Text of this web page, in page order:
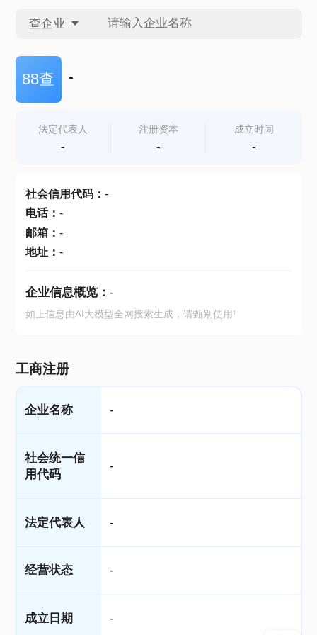
查企业
查企业
查产地
88查 -
法定代表人
-
注册资本
-
成立时间
-
社会信用代码： -
电话： -
邮箱： -
地址： -
企业信息概览： -
如上信息由AI大模型全网搜索生成，请甄别使用!
工商注册
企业名称 -
社会统一信
用代码
-
法定代表人 -
经营状态 -
成立日期 -